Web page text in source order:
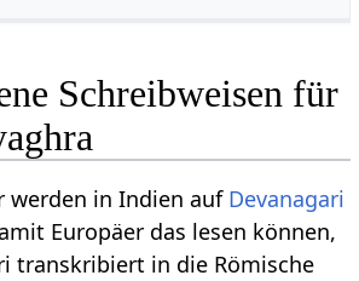
Schreibweisen für
werden in Indien auf Devanagari
Europäer das lesen können,
transkribiert in die Römische